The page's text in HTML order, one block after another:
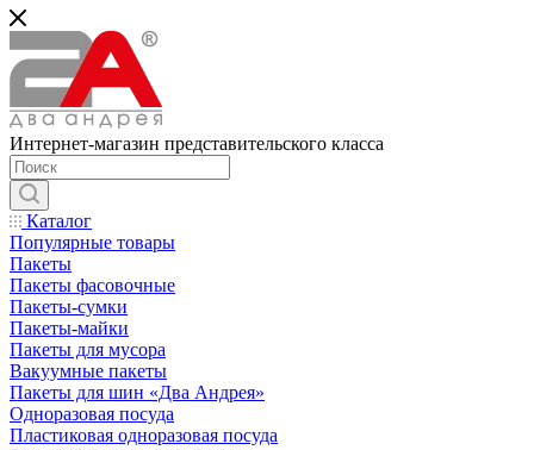
Интернет-магазин представительского класса
Каталог
Популярные товары
Пакеты
Пакеты фасовочные
Пакеты-сумки
Пакеты-майки
Пакеты для мусора
Вакуумные пакеты
Пакеты для шин «Два Андрея»
Одноразовая посуда
Пластиковая одноразовая посуда